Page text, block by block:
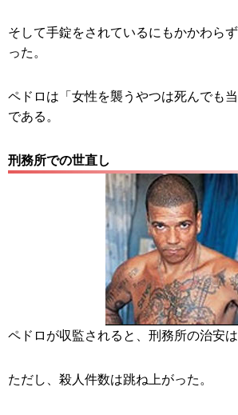
そして手錠をされているにもかかわら
った。
ペドロは「女性を襲うやつは死んでも
である。
刑務所での世直し
ペドロが収監されると、刑務所の治安は
ただし、殺人件数は跳ね上がった。